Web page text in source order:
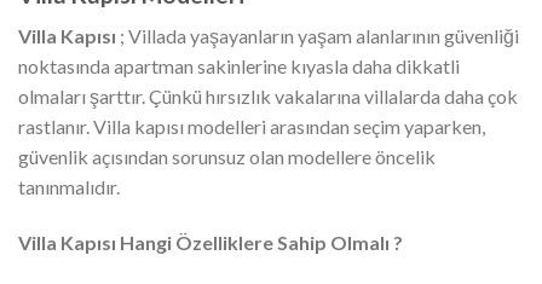
Villa Kapısı ; Villada yaşayanların yaşam alanlarının güvenliği
noktasında apartman sakinlerine kıyasla daha dikkatli
olmaları şarttır. Çünkü hırsızlık vakalarına villalarda daha çok
rastlanır. Villa kapısı modelleri arasından seçim yaparken,
güvenlik açısından sorunsuz olan modellere öncelik
tanınmalıdır.
Villa Kapısı Hangi Özelliklere Sahip Olmalı ?